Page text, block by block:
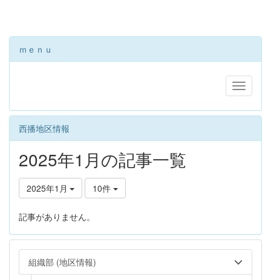
ｍｅｎｕ
西播地区情報
2025年1月の記事一覧
2025年1月 10件
記事がありません。
組織部 (地区情報)